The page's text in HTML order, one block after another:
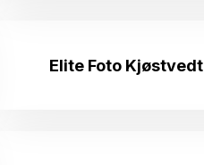
Elite Foto Kjøstvedt